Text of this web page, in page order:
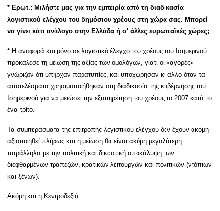
* Ερωτ.: Μιλήστε μας για την εμπειρία από τη διαδικασία
λογιστικού ελέγχου του δημόσιου χρέους στη χώρα σας. Μπορεί
να γίνει κάτι ανάλογο στην Ελλάδα ή σ' άλλες ευρωπαϊκές χώρες;
* Η αναφορά και μόνο σε λογιστικό έλεγχο του χρέους του Ισημερινού
προκάλεσε τη μείωση της αξίας των ομολόγων, γιατί οι «αγορές»
γνώριζαν ότι υπήρχαν παρατυπίες, και υποχώρησαν κι άλλο όταν τα
αποτελέσματα χρησιμοποιήθηκαν στη διαδικασία της κυβέρνησης του
Ισημερινού για να μειώσει την εξυπηρέτηση του χρέους το 2007 κατά το
ένα τρίτο.
Τα συμπεράσματα της επιτροπής λογιστικού ελέγχου δεν έχουν ακόμη
αξιοποιηθεί πλήρως και η μείωση θα είναι ακόμη μεγαλύτερη
παράλληλα με την πολιτική και δικαστική αποκάλυψη των
διεφθαρμένων τραπεζών, κρατικών λειτουργών και πολιτικών (ντόπιων
και ξένων).
Ακόμη και η Κεντροδεξιά